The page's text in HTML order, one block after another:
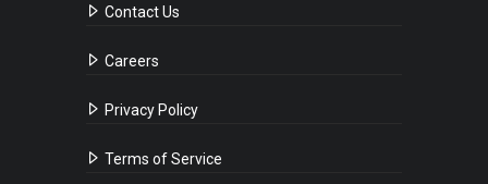
Contact Us
Careers
Privacy Policy
Terms of Service